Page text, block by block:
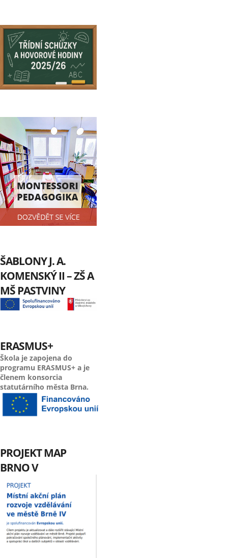
ŠABLONY J. A.
KOMENSKÝ II – ZŠ A
MŠ PASTVINY
ERASMUS+
Škola je zapojena do
programu ERASMUS+ a je
členem konsorcia
statutárního města Brna.
PROJEKT MAP
BRNO V